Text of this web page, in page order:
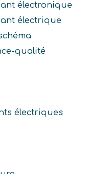
électronique
électrique
qualité
électriques